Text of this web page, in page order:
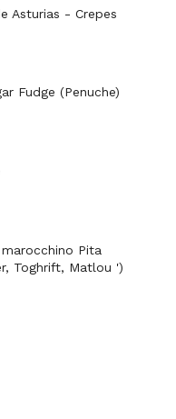
Asturias - Crepes
Fudge (Penuche)
Pita
Toghrift, Matlou ')